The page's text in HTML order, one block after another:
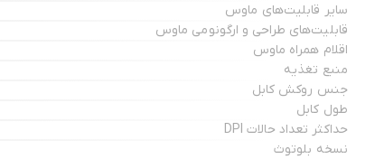
سایر قابلیت‌های ماوس
قابلیت‌های طراحی و ارگونومی ماوس
اقلام همراه ماوس
منبع تغذیه
جنس روکش کابل
طول کابل
حداکثر تعداد حالات DPI
نسخه‌ بلوتوث